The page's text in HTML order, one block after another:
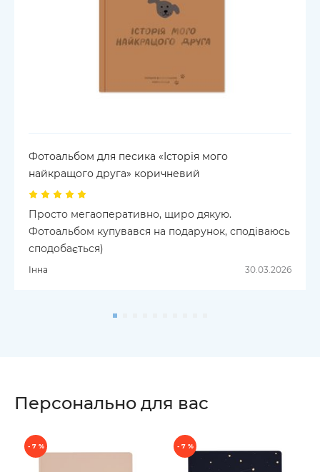
Фотоальбом для песика «Історія мого
найкращого друга» коричневий
Просто мегаоперативно, щиро дякую.
Фотоальбом купувався на подарунок, сподіваюсь
сподобається)
Інна 30.03.2026
Персонально для вас
- 7 % - 7 %